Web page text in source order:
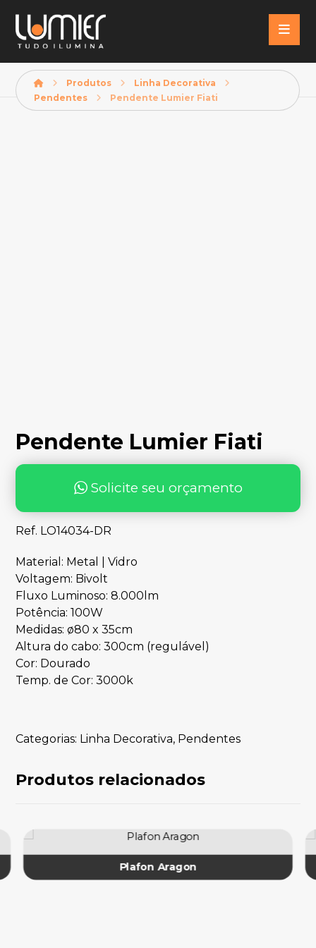
Produtos
Linha Decorativa
Pendentes
Pendente Lumier Fiati
Pendente Lumier Fiati
Solicite seu orçamento
Ref. LO14034-DR
Material: Metal | Vidro
Voltagem: Bivolt
Fluxo Luminoso: 8.000lm
Potência: 100W
Medidas: ø80 x 35cm
Altura do cabo: 300cm (regulável)
Cor: Dourado
Temp. de Cor: 3000k
Categorias: Linha Decorativa, Pendentes
Produtos relacionados
Plafon Aragon